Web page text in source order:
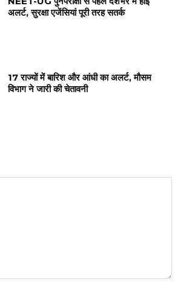
अलर्ट, सुरक्षा एजेंसियां पूरी तरह सतर्क
17 राज्यों में बारिश और आंधी का अलर्ट, मौसम
विभाग ने जारी की चेतावनी